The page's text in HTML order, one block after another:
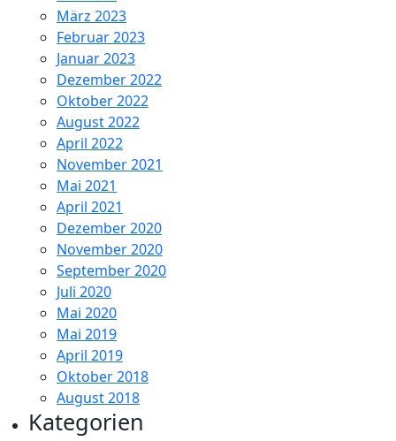
März 2023
Februar 2023
Januar 2023
Dezember 2022
Oktober 2022
August 2022
April 2022
November 2021
Mai 2021
April 2021
Dezember 2020
November 2020
September 2020
Juli 2020
Mai 2020
Mai 2019
April 2019
Oktober 2018
August 2018
Kategorien